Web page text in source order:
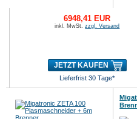
6948,41 EUR
inkl. MwSt.zzgl. Versand
JETZT KAUFEN
Lieferfrist 30 Tage*